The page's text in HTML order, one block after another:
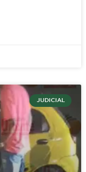
JUDICIAL